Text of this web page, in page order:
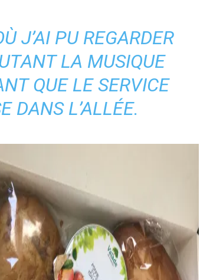
J’AI PU REGARDER
LA MUSIQUE
QUE LE SERVICE
DANS L’ALLÉE.